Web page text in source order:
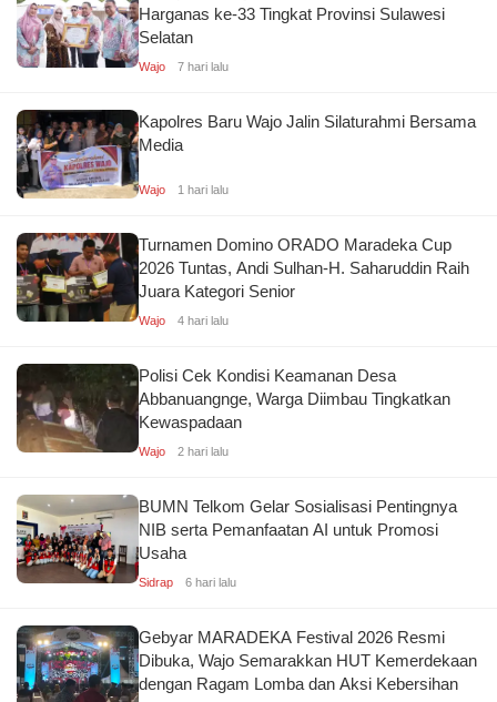
Harganas ke-33 Tingkat Provinsi Sulawesi
Selatan
Wajo 7 hari lalu
Kapolres Baru Wajo Jalin Silaturahmi Bersama
Media
Wajo 1 hari lalu
Turnamen Domino ORADO Maradeka Cup
2026 Tuntas, Andi Sulhan-H. Saharuddin Raih
Juara Kategori Senior
Wajo 4 hari lalu
Polisi Cek Kondisi Keamanan Desa
Abbanuangnge, Warga Diimbau Tingkatkan
Kewaspadaan
Wajo 2 hari lalu
BUMN Telkom Gelar Sosialisasi Pentingnya
NIB serta Pemanfaatan AI untuk Promosi
Usaha
Sidrap 6 hari lalu
Gebyar MARADEKA Festival 2026 Resmi
Dibuka, Wajo Semarakkan HUT Kemerdekaan
dengan Ragam Lomba dan Aksi Kebersihan